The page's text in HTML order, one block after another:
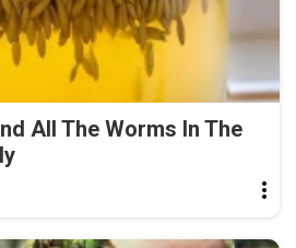
All The Worms In The